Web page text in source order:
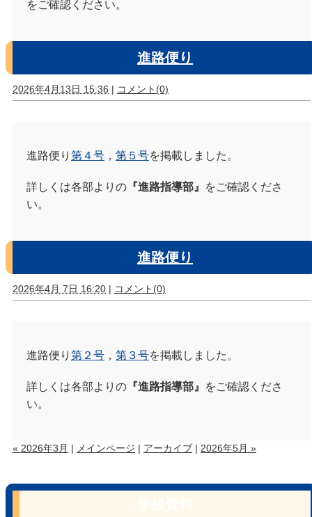
をご確認ください。
進路便り
2026年4月13日 15:36 | コメント(0)
進路便り 第４号 ， 第５号を掲載しました。
詳しくは各部よりの 『進路指導部』
をご確認くださ
い。
進路便り
2026年4月 7日 16:20 | コメント(0)
進路便り 第２号 ， 第３号を掲載しました。
詳しくは各部よりの 『進路指導部』
をご確認くださ
い。
« 2026年3月 | メインページ | アーカイブ | 2026年5月 »